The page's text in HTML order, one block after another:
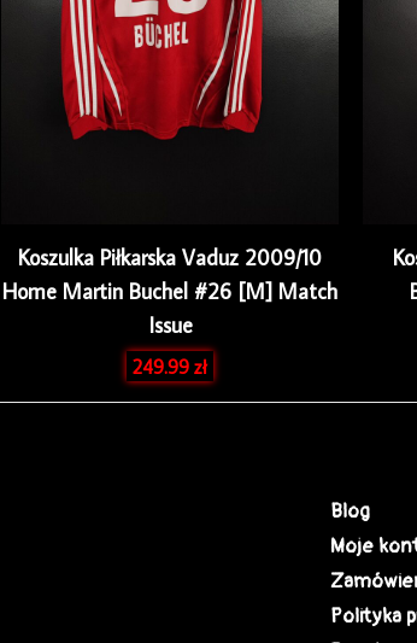
Koszulka Piłkarska Vaduz 2009/10
Home Martin Buchel #26 [M] Match
Issue
249.99zł
Blog
Moje
Polityka